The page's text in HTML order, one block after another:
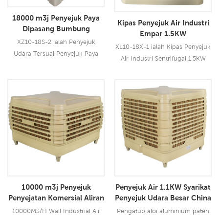
prestasi penyejukan te15
prestasi penyejukan terkemuka
i15
18000 m3j Penyejuk Paya
Dipasang Bumbung
Penyejuk Udara Tersuai
XZ10-18S-2 ialah Penyejuk
Udara Tersuai Penyejuk Paya
Ia menggunakan motor kipas
1.1KW, membawakan anda angin
kuat 18000 CMH, 12 kelajuan.
Menggunakan pad penyejuk
5090, prestasi penyejukan
terkemuka industri.
Baca Lebih Lanjut
Kipas Penyejuk Air Industri
Empar 1.5KW
XL10-18X-1 ialah Kipas Penyejuk
Air Industri Sentrifugal 1.5KW
Model ini menggunakan motor
kipas emparan 1.5KW, dan ia
membawakan anda angin kuat
18000 CMH, 12 kelajuan.
Menggunakan pad penyejuk
5090 terkemuka industri,
memberikan anda prestasi
agak.
Baca Lebih Lanjut
10000 m3j Penyejuk
Penyejatan Komersial Aliran
Udara
10000M3/H Wall Industrial Air
Penyejuk Air 1.1KW Syarikat
Penyejuk Udara Besar China
Pengatup aloi aluminium paten